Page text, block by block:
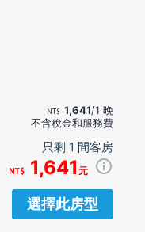
1,641/1 晚
不含稅金和服務費
只剩 1 間客房
1,641 元
選擇此房型